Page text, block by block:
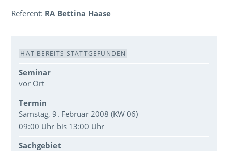
Referent: RA Bettina Haase
Veranstaltungsdaten
HAT BEREITS STATTGEFUNDEN
Seminar
vor Ort
Termin
Samstag, 9. Februar 2008 (KW 06)
09:00 Uhr bis 13:00 Uhr
Sachgebiet